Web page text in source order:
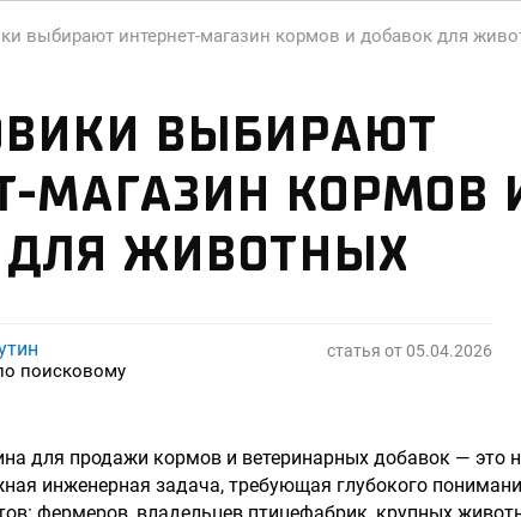
выбирают интернет-магазин кормов и добавок для
ВЫБИРАЮТ
МАГАЗИН КОРМОВ
ДЛЯ ЖИВОТНЫХ
статья от05.04.2026
поисковому
для продажи кормов и ветеринарных добавок — это
инженерная задача, требующая глубокого